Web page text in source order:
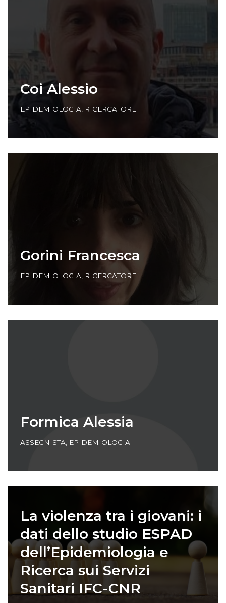
Coi Alessio
EPIDEMIOLOGIA, RICERCATORE
Gorini Francesca
EPIDEMIOLOGIA, RICERCATORE
Formica Alessia
ASSEGNISTA, EPIDEMIOLOGIA
La violenza tra i giovani: i
dati dello studio ESPAD
dell’Epidemiologia e
Ricerca sui Servizi
Sanitari IFC-CNR